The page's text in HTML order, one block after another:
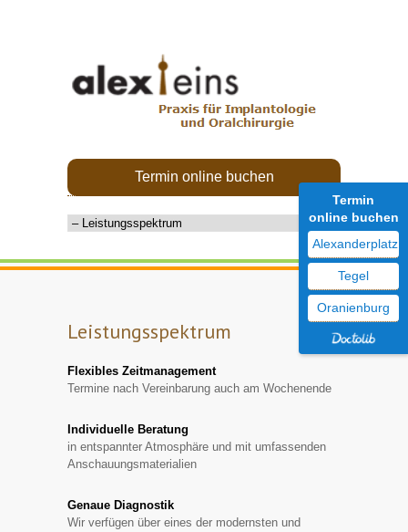
Termin online buchen
Leistungsspektrum
Flexibles Zeitmanagement
Termine nach Vereinbarung auch am Wochenende
Individuelle Beratung
in entspannter Atmosphäre und mit umfassenden
Anschauungsmaterialien
Genaue Diagnostik
Wir verfügen über eines der modernsten und
Termin
online buchen
Alexanderplatz
Tegel
Oranienburg